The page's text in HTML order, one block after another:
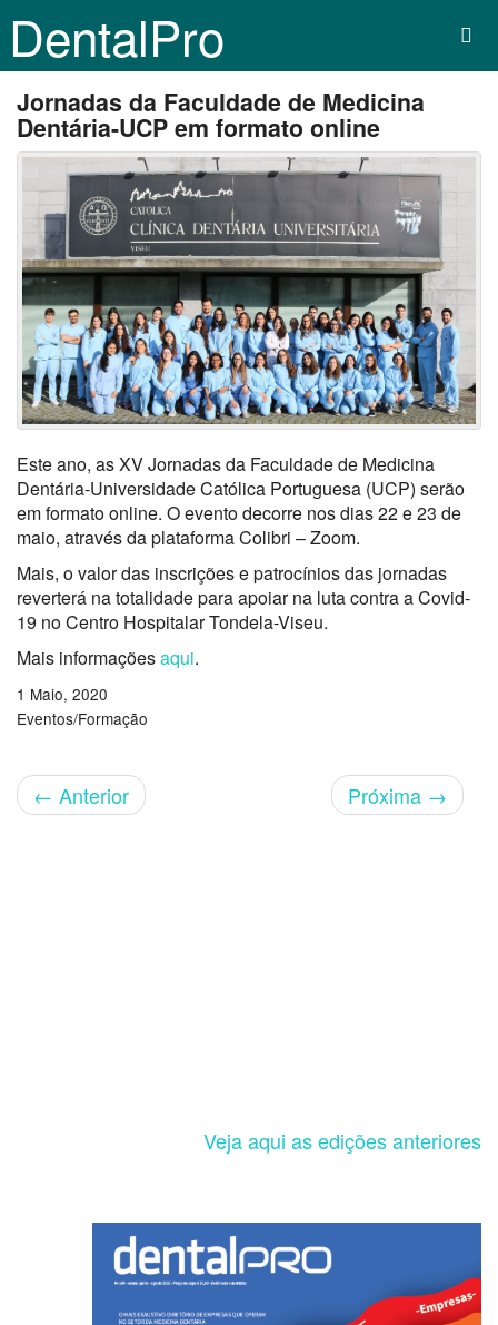
DentalPro
Jornadas da Faculdade de Medicina
Dentária-UCP em formato online
Este ano, as XV Jornadas da Faculdade de Medicina
Dentária-Universidade Católica Portuguesa (UCP) serão
em formato online. O evento decorre nos dias 22 e 23 de
maio, através da plataforma Colibri – Zoom.
Mais, o valor das inscrições e patrocínios das jornadas
reverterá na totalidade para apoiar na luta contra a Covid-
19 no Centro Hospitalar Tondela-Viseu.
Mais informaçõesaqui.
1 Maio, 2020
Eventos/Formação
← Anterior Próxima →
Veja aqui as edições anteriores